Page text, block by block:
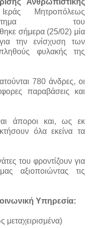
Μητροπόλεως
του
σήμερα (25/02) μία
την ενίσχυση των
φυλακής της
780 άνδρες, οι
παραβάσεις και
άποροι και, ως εκ
όλα εκείνα τα
του φροντίζουν για
αξιοποιώντας τις
Υπηρεσία:
μεταχειρισμένα)